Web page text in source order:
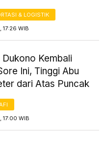
& LOGISTIK
WIB
Dukono Kembali
Ini, Tinggi Abu
dari Atas Puncak
WIB